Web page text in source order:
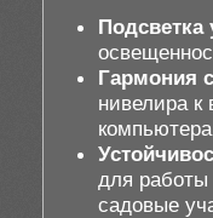
Подсветка
Гармония
нивелира
для работы
садовые